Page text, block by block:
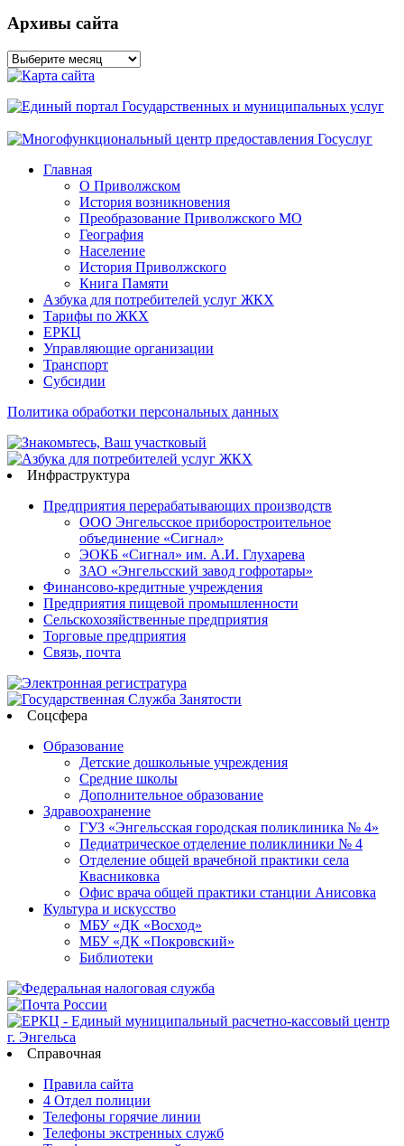
Архивы сайта
Архивы
сайта
Главная
О Приволжском
История возникновения
Преобразование Приволжского МО
География
Население
История Приволжского
Книга Памяти
Азбука для потребителей услуг ЖКХ
Тарифы по ЖКХ
ЕРКЦ
Управляющие организации
Транспорт
Субсидии
Политика обработки персональных данных
Инфраструктура
Предприятия перерабатывающих производств
ООО Энгельсское приборостроительное
объединение «Сигнал»
ЭОКБ «Сигнал» им. А.И. Глухарева
ЗАО «Энгельсский завод гофротары»
Финансово-кредитные учреждения
Предприятия пищевой промышленности
Сельскохозяйственные предприятия
Торговые предприятия
Связь, почта
Соцсфера
Образование
Детские дошкольные учреждения
Средние школы
Дополнительное образование
Здравоохранение
ГУЗ «Энгельсская городская поликлиника № 4»
Педиатрическое отделение поликлиники № 4
Отделение общей врачебной практики села
Квасниковка
Офис врача общей практики станции Анисовка
Культура и искусство
МБУ «ДК «Восход»
МБУ «ДК «Покровский»
Библиотеки
Справочная
Правила сайта
4 Отдел полиции
Телефоны горячие линии
Телефоны экстренных служб